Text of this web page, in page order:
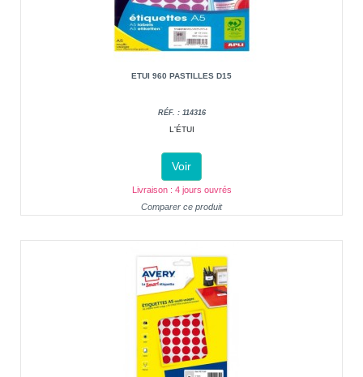
ETUI 960 PASTILLES D15
RÉF. : 114316
L'ÉTUI
Voir
Livraison : 4 jours ouvrés
Comparer ce produit